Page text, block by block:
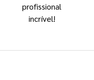
profissional
incrível!